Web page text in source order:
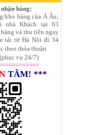
hàng:
kho hàng của Á Âu;
nhà Khách tại 63
và thu tiền ngay
tải từ Hà Nội đi 34
theo thỏa thuận
(phục vụ 24/7)
TÂM! ***